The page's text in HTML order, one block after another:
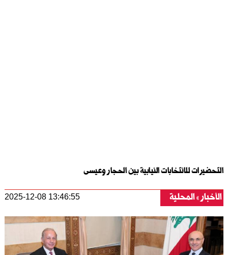
التحضيرات للانتخابات النيابية بين الحجار وعيسى
الأخبار المحلية 2025-12-08 13:46:55